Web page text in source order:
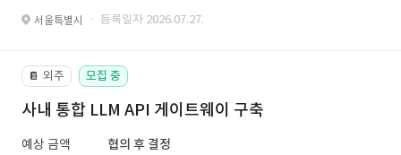
서울특별시 · 등록일자 2026.07.27.
📔 외주 모집 중
사내 통합 LLM API 게이트웨이 구축
예상 금액
협의 후 결정